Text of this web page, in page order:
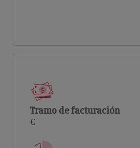
Tramo de facturación
€